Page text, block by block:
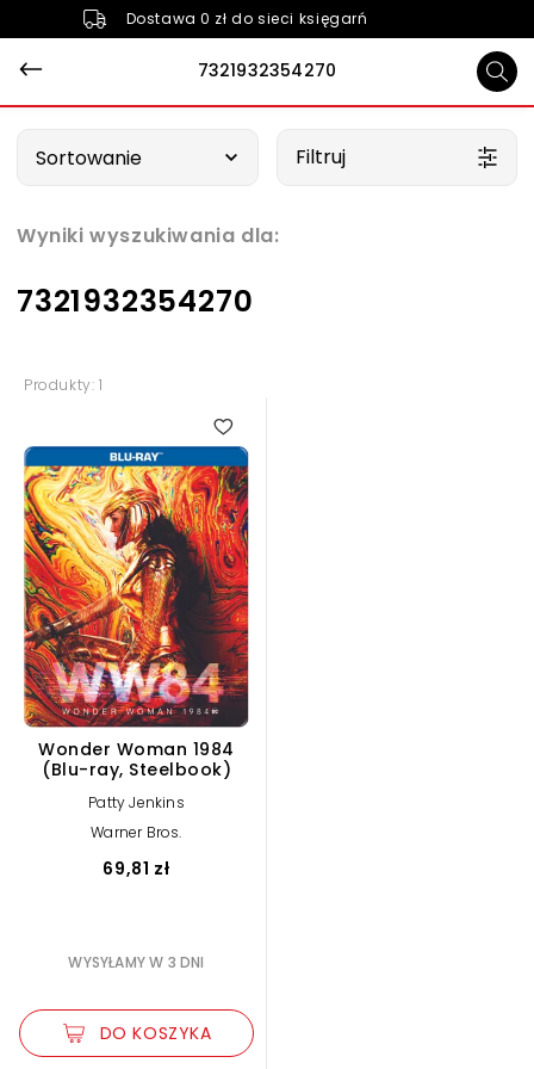
Dostawa 0 zł do sieci księgarń
7321932354270
Wyniki wyszukiwania dla:
7321932354270
Sortowanie Filtruj
Produkty: 1
Wonder Woman 1984
(Blu-ray, Steelbook)
Patty Jenkins
Warner Bros.
69,81 zł
WYSYŁAMY W 3 DNI
DO KOSZYKA